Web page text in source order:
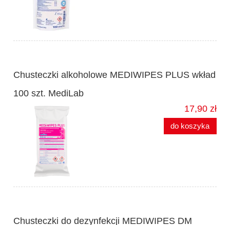
Chusteczki alkoholowe MEDIWIPES PLUS wkład
100 szt. MediLab
17,90 zł
do koszyka
Chusteczki do dezynfekcji MEDIWIPES DM